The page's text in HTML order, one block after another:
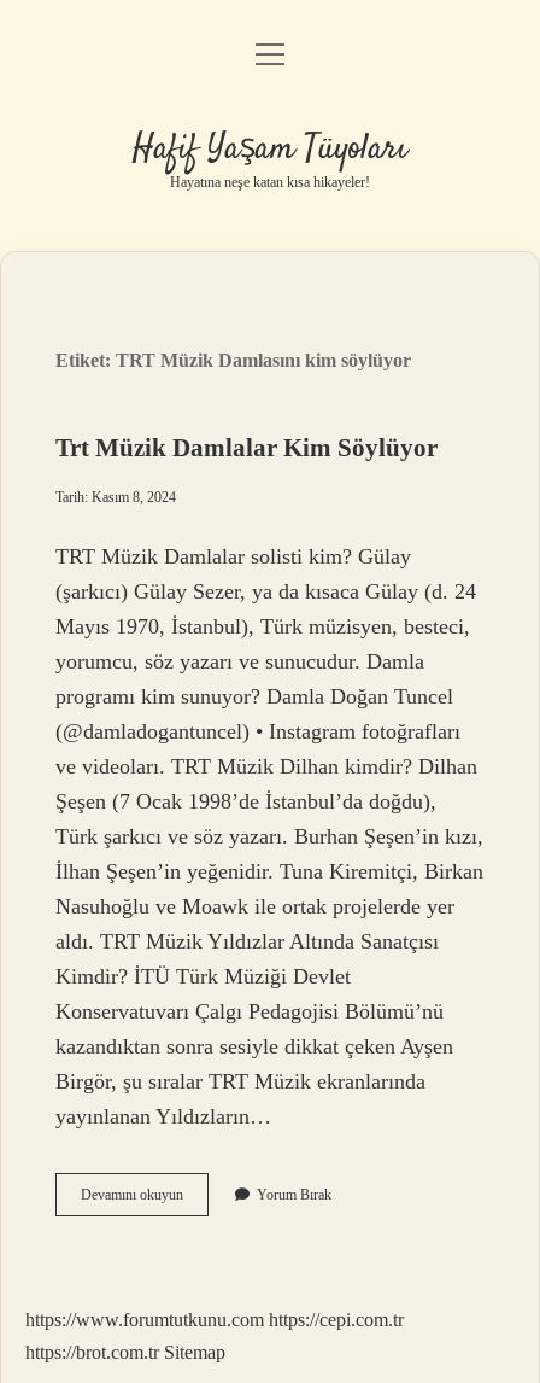
Anasayfa
Yasal Uyarı
menüyü
Hafif Yaşam Tüyoları
Hayatına neşe katan kısa hikayeler!
Etiket:TRT Müzik Damlasını kim söylüyor
Trt Müzik Damlalar Kim Söylüyor
Tarih: Kasım 8, 2024
TRT Müzik Damlalar solisti kim? Gülay
(şarkıcı) Gülay Sezer, ya da kısaca Gülay (d. 24
Mayıs 1970, İstanbul), Türk müzisyen, besteci,
yorumcu, söz yazarı ve sunucudur. Damla
programı kim sunuyor? Damla Doğan Tuncel
(@damladogantuncel) • Instagram fotoğrafları
ve videoları. TRT Müzik Dilhan kimdir? Dilhan
Şeşen (7 Ocak 1998’de İstanbul’da doğdu),
Türk şarkıcı ve söz yazarı. Burhan Şeşen’in kızı,
İlhan Şeşen’in yeğenidir. Tuna Kiremitçi, Birkan
Nasuhoğlu ve Moawk ile ortak projelerde yer
aldı. TRT Müzik Yıldızlar Altında Sanatçısı
Kimdir? İTÜ Türk Müziği Devlet
Konservatuvarı Çalgı Pedagojisi Bölümü’nü
kazandıktan sonra sesiyle dikkat çeken Ayşen
Birgör, şu sıralar TRT Müzik ekranlarında
yayınlanan Yıldızların…
Devamını okuyunTrt
Müzik
Yorum Bırak
https://www.forumtutkunu.com https://cepi.com.tr
https://brot.com.tr Sitemap